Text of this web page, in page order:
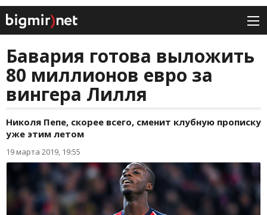
Бавария готова выложить
80 миллионов евро за
вингера Лилля
Николя Пепе, скорее всего, сменит клубную прописку
уже этим летом
19 марта 2019, 19:55